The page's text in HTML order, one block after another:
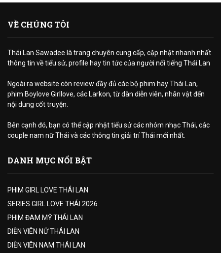
VỀ CHÚNG TÔI
Thái Lan Sawadee là trang chuyên cung cấp, cập nhật nhanh nhất
thông tin về tiểu sử, profile hay tin tức của người nổi tiếng Thái Lan
Ngoài ra website còn review đầy đủ các bộ phim hay Thái Lan,
phim Boylove Girllove, các Larkon, từ dàn diễn viên, nhân vật đến
nội dung cốt truyện.
Bên cạnh đó, bạn có thể cập nhật tiểu sử các nhóm nhạc Thái, các
couple nam nữ Thái và các thông tin giải trí Thái mới nhất.
DANH MỤC NỔI BẬT
PHIM GIRL LOVE THÁI LAN
SERIES GIRL LOVE THÁI 2026
PHIM ĐAM MỸ THÁI LAN
DIỄN VIÊN NỮ THÁI LAN
DIỄN VIÊN NAM THÁI LAN